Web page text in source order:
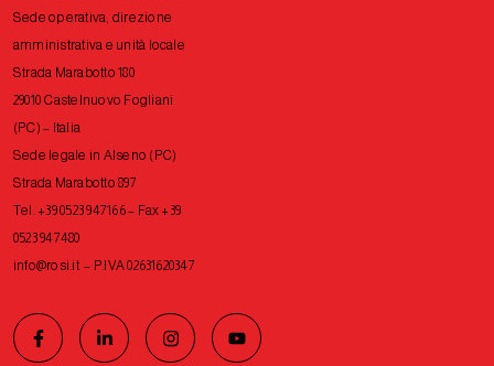
Sede operativa, direzione
amministrativa e unità locale
Strada Marabotto 180
29010 Castelnuovo Fogliani
(PC) – Italia
Sede legale in Alseno (PC)
Strada Marabotto 897
Tel. +39 0523 947166 – Fax +39
0523 947480
info@rosi.it– P.IVA 02631620347